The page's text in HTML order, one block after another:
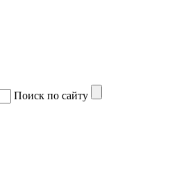
Поиск по сайту